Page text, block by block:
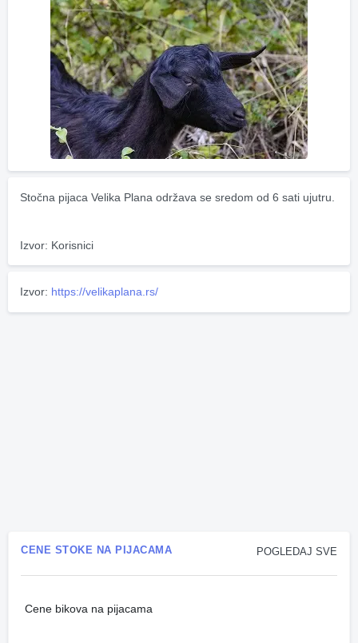
Stočna pijaca Velika Plana održava se sredom od 6 sati ujutru.
Izvor: Korisnici
Izvor: https://velikaplana.rs/
POGLEDAJ SVE
CENE STOKE NA PIJACAMA
Cene bikova na pijacama